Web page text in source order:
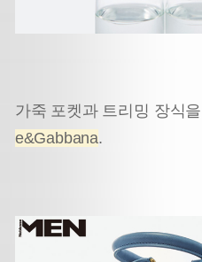
가죽 포켓과 트리밍 장식
e&Gabbana.